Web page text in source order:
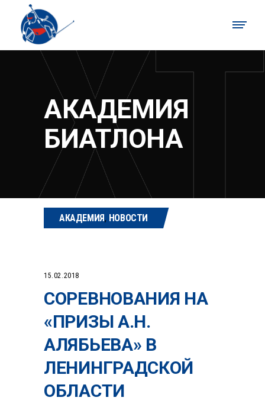
АКАДЕМИЯ
БИАТЛОНА
АКАДЕМИЯ, НОВОСТИ
15.02.2018
СОРЕВНОВАНИЯ НА
«ПРИЗЫ А.Н.
АЛЯБЬЕВА» В
ЛЕНИНГРАДСКОЙ
ОБЛАСТИ